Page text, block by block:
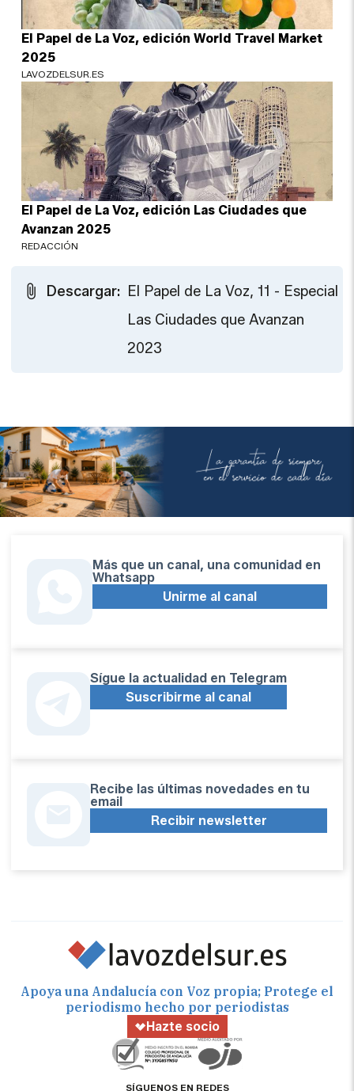
El Papel de La Voz, edición World Travel Market
2025
LAVOZDELSUR.ES
El Papel de La Voz, edición Las Ciudades que
Avanzan 2025
REDACCIÓN
Descargar: El Papel de La Voz, 11 - Especial
Las Ciudades que Avanzan
2023
Más que un canal, una comunidad en
Whatsapp
Unirme al canal
Sígue la actualidad en Telegram
Suscribirme al canal
Recibe las últimas novedades en tu
email
Recibir newsletter
Apoya una Andalucía con Voz propia; Protege el
periodismo hecho por periodistas
Hazte socio
SÍGUENOS EN REDES